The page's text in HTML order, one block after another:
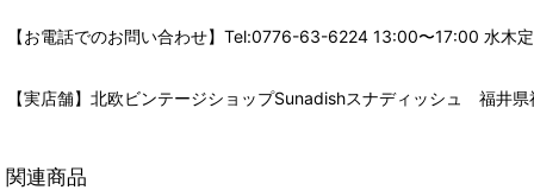
【お電話でのお問い合わせ】Tel:0776-63-6224 13:00〜17:00 水木
【実店舗】北欧ビンテージショップSunadishスナディッシュ 福井
関連商品